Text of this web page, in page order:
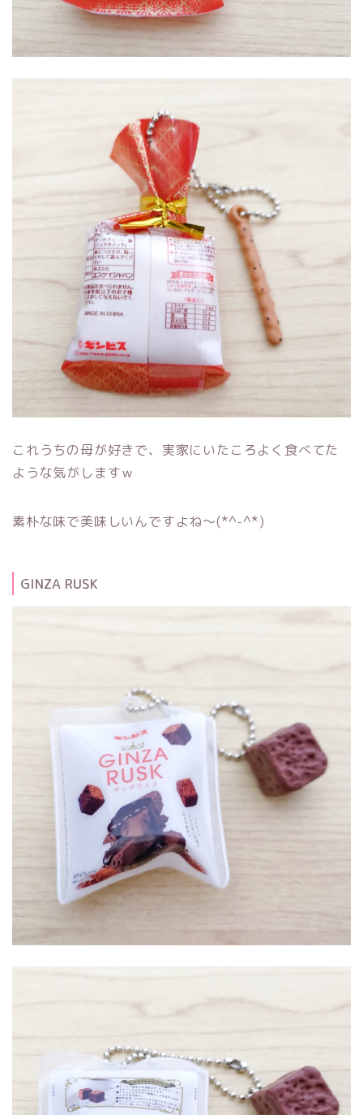
これうちの母が好きで、実家にいたころよく食べてた
ような気がしますｗ
素朴な味で美味しいんですよね～(*^-^*)
GINZA RUSK